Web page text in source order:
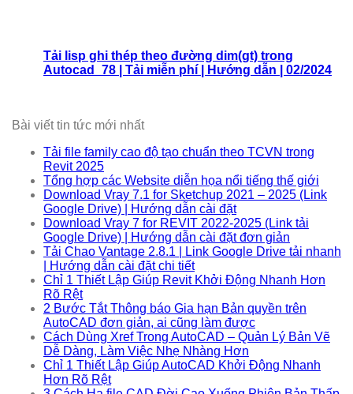
Tải lisp ghi thép theo đường dim(gt) trong
Autocad_78 | Tải miễn phí | Hướng dẫn | 02/2024
Bài viết tin tức mới nhất
Tải file family cao độ tạo chuẩn theo TCVN trong
Revit 2025
Tổng hợp các Website diễn họa nổi tiếng thế giới
Download Vray 7.1 for Sketchup 2021 – 2025 (Link
Google Drive) | Hướng dẫn cài đặt
Download Vray 7 for REVIT 2022-2025 (Link tải
Google Drive) | Hướng dẫn cài đặt đơn giản
Tải Chao Vantage 2.8.1 | Link Google Drive tải nhanh
| Hướng dẫn cài đặt chi tiết
Chỉ 1 Thiết Lập Giúp Revit Khởi Động Nhanh Hơn
Rõ Rệt
2 Bước Tắt Thông báo Gia hạn Bản quyền trên
AutoCAD đơn giản, ai cũng làm được
Cách Dùng Xref Trong AutoCAD – Quản Lý Bản Vẽ
Dễ Dàng, Làm Việc Nhẹ Nhàng Hơn
Chỉ 1 Thiết Lập Giúp AutoCAD Khởi Động Nhanh
Hơn Rõ Rệt